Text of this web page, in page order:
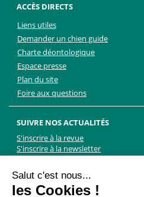
ACCÈS DIRECTS
Liens utiles
Demander un chien guide
Charte déontologique
Espace presse
Plan du site
Foire aux questions
SUIVRE NOS ACTUALITÉS
S'inscrire à la revue
S'inscrire à la newsletter
Salut c'est nous...
les Cookies !